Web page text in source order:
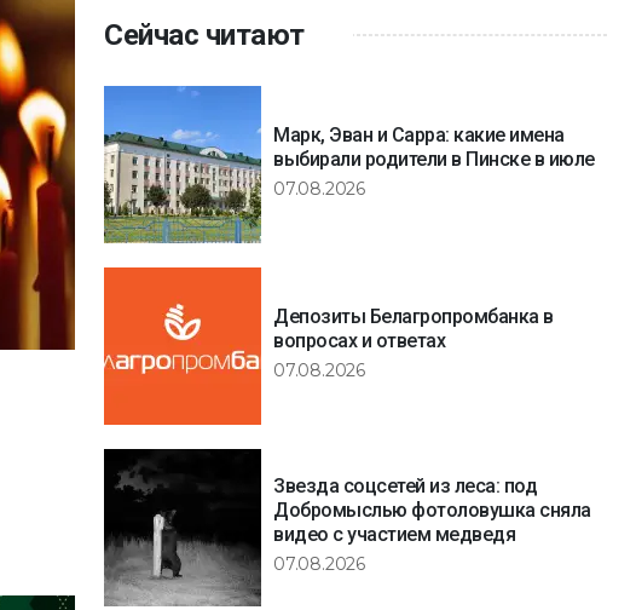
Сейчас читают
Марк, Эван и Сарра: какие имена
выбирали родители в Пинске в июле
07.08.2026
Депозиты Белагропромбанка в
вопросах и ответах
07.08.2026
Звезда соцсетей из леса: под
Добромыслью фотоловушка сняла
видео с участием медведя
07.08.2026